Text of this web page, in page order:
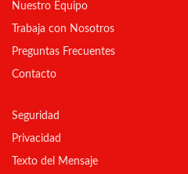
Nuestro Equipo
Trabaja con Nosotros
Preguntas Frecuentes
Contacto
Seguridad
Privacidad
Texto del Mensaje